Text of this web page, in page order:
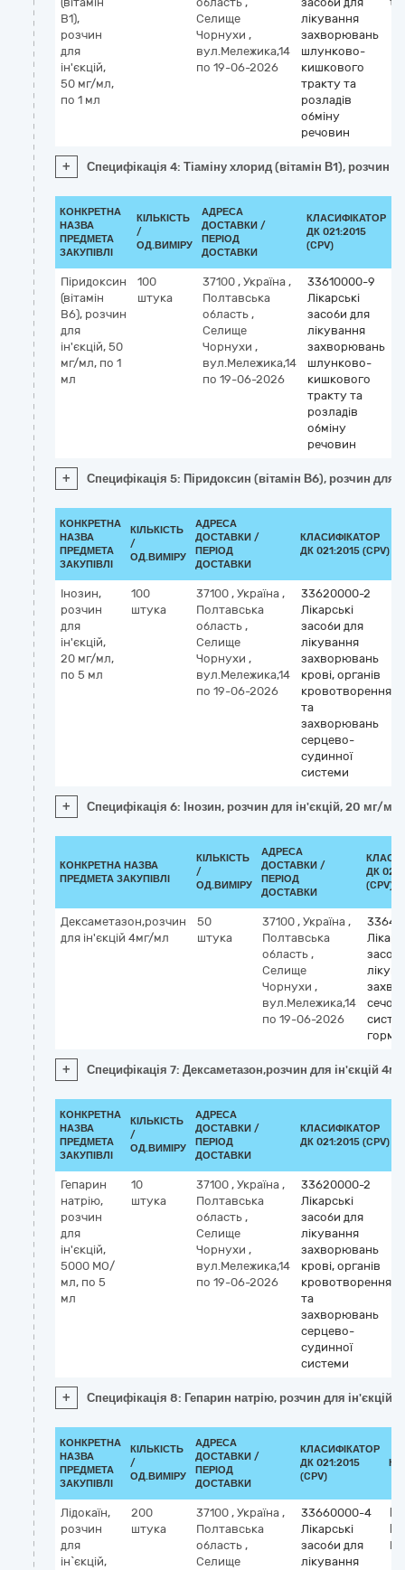
В1),
розчин
для
ін'єкцій,
50 мг/мл,
по 1 мл
Селище
Чорнухи ,
вул.Мележика,14
по 19-06-2026
лікування
захворювань
шлунково-
кишкового
тракту та
розладів
обміну
речовин
+ Специфікація 4: Тіаміну хлорид (вітамін В1), розчин
КОНКРЕТНА
НАЗВА
ПРЕДМЕТА
ЗАКУПІВЛІ
КІЛЬКІСТЬ
/
ОД.ВИМІРУ
АДРЕСА
ДОСТАВКИ /
ПЕРІОД
ДОСТАВКИ
КЛАСИФІКАТОР
ДК 021:2015
(CPV)
Піридоксин
(вітамін
В6), розчин
для
ін'єкцій, 50
мг/мл, по 1
мл
100
штука
37100 , Україна ,
Полтавська
область ,
Селище
Чорнухи ,
вул.Мележика,14
по 19-06-2026
33610000-9
Лікарські
засоби для
лікування
захворювань
шлунково-
кишкового
тракту та
розладів
обміну
речовин
+ Специфікація 5: Піридоксин (вітамін В6), розчин для
КОНКРЕТНА
НАЗВА
ПРЕДМЕТА
ЗАКУПІВЛІ
КІЛЬКІСТЬ
/
ОД.ВИМІРУ
АДРЕСА
ДОСТАВКИ /
ПЕРІОД
ДОСТАВКИ
КЛАСИФІКАТОР
ДК 021:2015 (CPV)
Інозин,
розчин
для
ін'єкцій,
20 мг/мл,
по 5 мл
100
штука
37100 , Україна ,
Полтавська
область ,
Селище
Чорнухи ,
вул.Мележика,14
по 19-06-2026
33620000-2
Лікарські
засоби для
лікування
захворювань
крові, органів
кровотворення
та
захворювань
серцево-
судинної
системи
+ Специфікація 6: Інозин, розчин для ін'єкцій, 20 мг/
КОНКРЕТНА НАЗВА
ПРЕДМЕТА ЗАКУПІВЛІ
КІЛЬКІСТЬ
/
ОД.ВИМІРУ
АДРЕСА
ДОСТАВКИ /
ПЕРІОД
ДОСТАВКИ
ДК
(CPV)
Дексаметазон,розчин
для ін'єкцій 4мг/мл
50
штука
37100 , Україна ,
Полтавська
область ,
Селище
Чорнухи ,
вул.Мележика,14
по 19-06-2026
+ Специфікація 7: Дексаметазон,розчин для ін'єкцій
КОНКРЕТНА
НАЗВА
ПРЕДМЕТА
ЗАКУПІВЛІ
КІЛЬКІСТЬ
/
ОД.ВИМІРУ
АДРЕСА
ДОСТАВКИ /
ПЕРІОД
ДОСТАВКИ
КЛАСИФІКАТОР
ДК 021:2015 (CPV)
Гепарин
натрію,
розчин
для
ін'єкцій,
5000 МО/
мл, по 5
мл
10
штука
37100 , Україна ,
Полтавська
область ,
Селище
Чорнухи ,
вул.Мележика,14
по 19-06-2026
33620000-2
Лікарські
засоби для
лікування
захворювань
крові, органів
кровотворення
та
захворювань
серцево-
судинної
системи
+ Специфікація 8: Гепарин натрію, розчин для
КОНКРЕТНА
НАЗВА
ПРЕДМЕТА
ЗАКУПІВЛІ
КІЛЬКІСТЬ
/
ОД.ВИМІРУ
АДРЕСА
ДОСТАВКИ /
ПЕРІОД
ДОСТАВКИ
КЛАСИФІКАТОР
ДК 021:2015
(CPV)
Лідокаїн,
розчин
для
ін`єкцій,
200
штука
37100 , Україна ,
Полтавська
область ,
Селище
33660000-4
Лікарські
засоби для
лікування